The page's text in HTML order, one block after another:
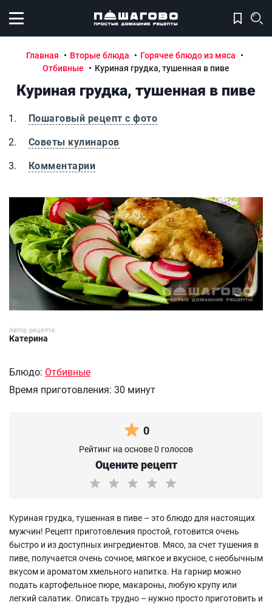
Открыть меню
Главная Вторые блюда
Горячее блюдо из мяса
Отбивные
Куриная грудка, тушенная в пиве
Куриная грудка, тушенная в пиве
Пошаговый рецепт с фото
Советы кулинаров
Комментарии
Куриная грудка, тушенная в пиве
Автор рецепта:
Катерина
Блюдо: Отбивные
Время приготовления: 30 минут
0
Рейтинг на основе 0 голосов
Оцените рецепт
Куриная грудка, тушенная в пиве – это блюдо для настоящих
мужчин! Рецепт приготовления простой, готовится очень
быстро и из доступных ингредиентов. Мясо, за счет тушения в
пиве, получается очень сочное, мягкое и вкусное, с необычным
вкусом и ароматом хмельного напитка. На гарнир можно
подать картофельное пюре, макароны, любую крупу или
легкий салатик. Описать трудно – нужно просто приготовить и